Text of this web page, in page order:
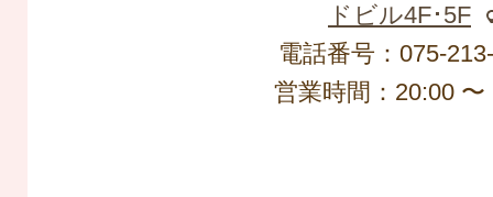
ドビル4F･5F
電話番号：075-
営業時間：20:00 〜